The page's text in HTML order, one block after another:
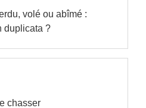
volé ou abîmé :
duplicata ?
chasser